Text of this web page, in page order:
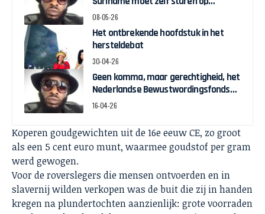
herstelgelden
08-05-26
Het ontbrekende hoofdstuk in het
hersteldebat
30-04-26
Geen komma, maar gerechtigheid, het
Nederlandse Bewustwordingsfonds
en de strijd om zeggenschap
16-04-26
Koperen goudgewichten uit de 16e eeuw CE, zo groot
als een 5 cent euro munt, waarmee goudstof per gram
werd gewogen.
Voor de roverslegers die mensen ontvoerden en in
slavernij wilden verkopen was de buit die zij in handen
kregen na plundertochten aanzienlijk: grote voorraden